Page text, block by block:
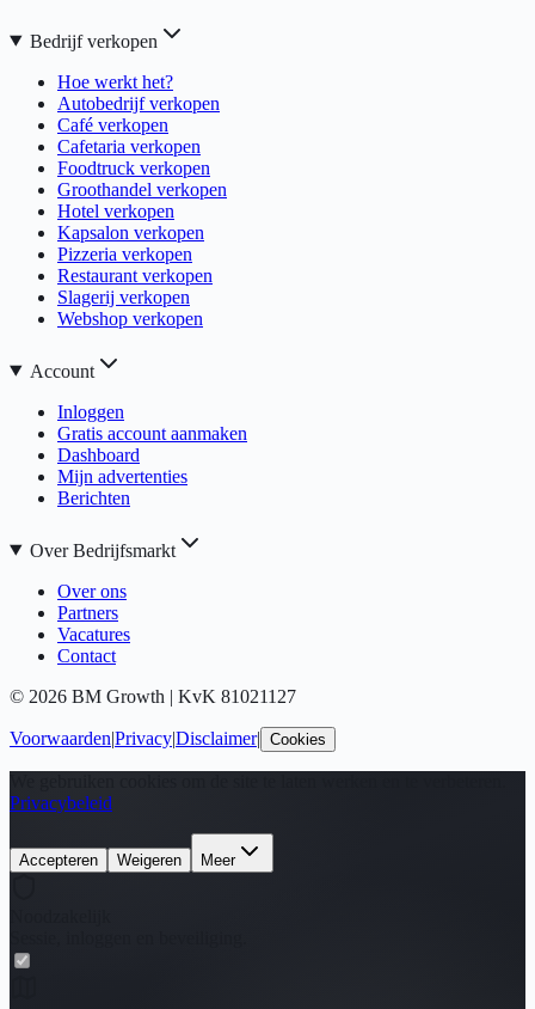
Bedrijf verkopen
Hoe werkt het?
Autobedrijf verkopen
Café verkopen
Cafetaria verkopen
Foodtruck verkopen
Groothandel verkopen
Hotel verkopen
Kapsalon verkopen
Pizzeria verkopen
Restaurant verkopen
Slagerij verkopen
Webshop verkopen
Account
Inloggen
Gratis account aanmaken
Dashboard
Mijn advertenties
Berichten
Over Bedrijfsmarkt
Over ons
Partners
Vacatures
Contact
© 2026 BM Growth | KvK 81021127
Voorwaarden|Privacy|Disclaimer| Cookies
Privacybeleid
Accepteren Weigeren Meer